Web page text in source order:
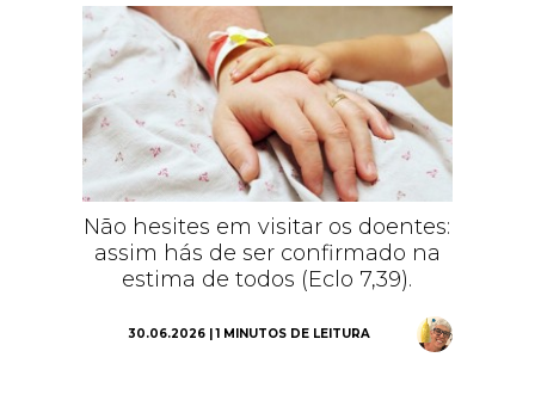
Não hesites em visitar os doentes:
assim hás de ser confirmado na
estima de todos (Eclo 7,39).
30.06.2026 | 1 MINUTOS DE LEITURA